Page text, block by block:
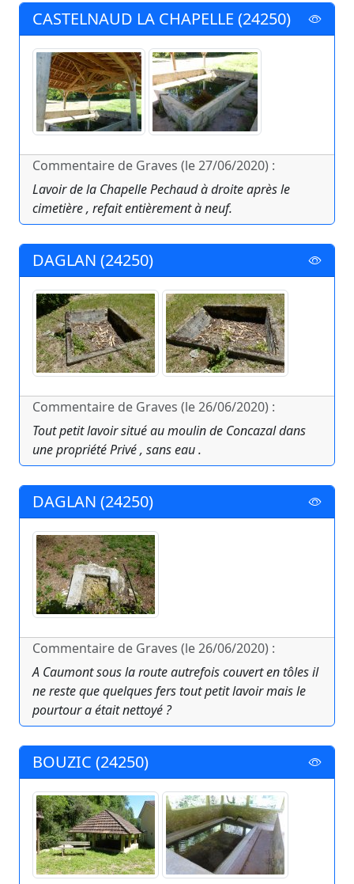
CASTELNAUD LA CHAPELLE (24250)
Commentaire de Graves (le 27/06/2020) :
Lavoir de la Chapelle Pechaud à droite après le
cimetière , refait entièrement à neuf.
DAGLAN (24250)
Commentaire de Graves (le 26/06/2020) :
Tout petit lavoir situé au moulin de Concazal dans
une propriété Privé , sans eau .
DAGLAN (24250)
Commentaire de Graves (le 26/06/2020) :
A Caumont sous la route autrefois couvert en tôles il
ne reste que quelques fers tout petit lavoir mais le
pourtour a était nettoyé ?
BOUZIC (24250)